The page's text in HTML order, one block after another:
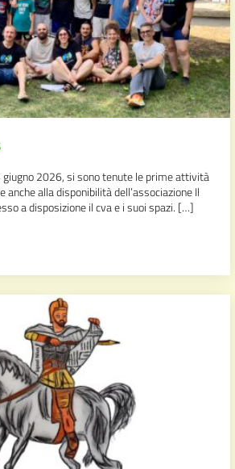
giugno 2026, si sono tenute le prime attività
anche alla disponibilità dell’associazione Il
a disposizione il cva e i suoi spazi. […]